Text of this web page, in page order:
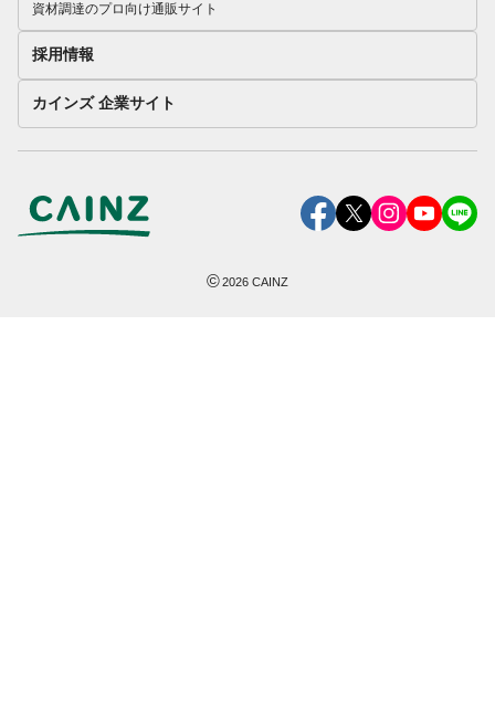
資材調達のプロ向け通販サイト
採用情報
カインズ 企業サイト
©2026 CAINZ